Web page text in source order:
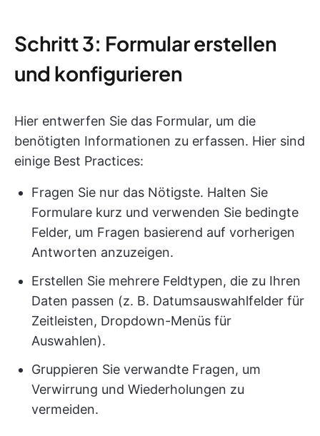
Schritt 3: Formular erstellen
und konfigurieren
Hier entwerfen Sie das Formular, um die
benötigten Informationen zu erfassen. Hier sind
einige Best Practices:
Fragen Sie nur das Nötigste. Halten Sie
Formulare kurz und verwenden Sie bedingte
Felder, um Fragen basierend auf vorherigen
Antworten anzuzeigen.
Erstellen Sie mehrere Feldtypen, die zu Ihren
Daten passen (z. B. Datumsauswahlfelder für
Zeitleisten, Dropdown-Menüs für
Auswahlen).
Gruppieren Sie verwandte Fragen, um
Verwirrung und Wiederholungen zu
vermeiden.